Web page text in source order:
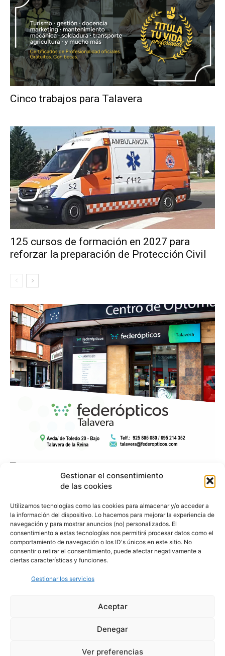
Gestionar el consentimiento
de las cookies
Utilizamos tecnologías como las cookies para almacenar y/o acceder a
la información del dispositivo. Lo hacemos para mejorar la experiencia de
navegación y para mostrar anuncios (no) personalizados. El
consentimiento a estas tecnologías nos permitirá procesar datos como el
comportamiento de navegación o los ID's únicos en este sitio. No
consentir o retirar el consentimiento, puede afectar negativamente a
ciertas características y funciones.
Gestionar los servicios
Aceptar
Denegar
Ver preferencias
Cinco trabajos para Talavera
125 cursos de formación en 2027 para
reforzar la preparación de Protección Civil